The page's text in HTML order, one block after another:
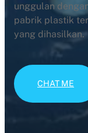
unggulan
pabrik plastik
yang dihasilkan.
CHAT ME